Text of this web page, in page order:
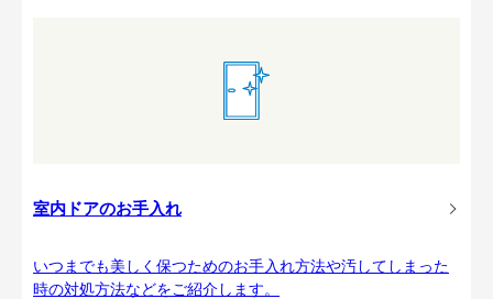
室内ドアのお手入れ
いつまでも美しく保つためのお手入れ方法や汚してしまった
時の対処方法などをご紹介します。